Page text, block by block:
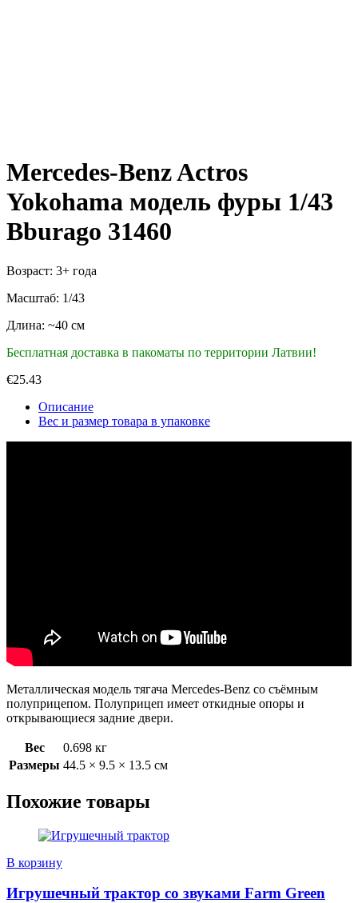
Mercedes-Benz Actros
Yokohama модель фуры 1/43
Bburago 31460
Возраст: 3+ года
Масштаб: 1/43
Длина: ~40 см
Бесплатная доставка в пакоматы по территории Латвии!
€25.43
Описание
Вес и размер товара в упаковке
Металлическая модель тягача Mercedes-Benz со съёмным
полуприцепом. Полуприцеп имеет откидные опоры и
открывающиеся задние двери.
Вес
0.698 кг
Размеры 44.5 × 9.5 × 13.5 см
Похожие товары
В корзину
Игрушечный трактор со звуками Farm Green